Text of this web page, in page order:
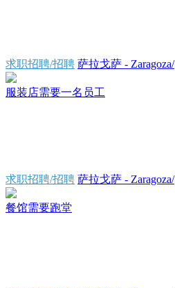
求职招聘/招聘 萨拉戈萨 - Zaragoza/
服装店需要一名员工
求职招聘/招聘 萨拉戈萨 - Zaragoza/
餐馆需要跑堂